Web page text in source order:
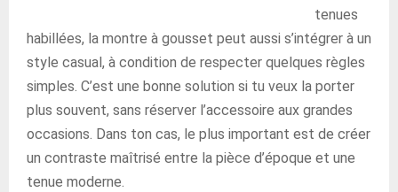
tenues
habillées, la montre à gousset peut aussi s’intégrer à un
style casual, à condition de respecter quelques règles
simples. C’est une bonne solution si tu veux la porter
plus souvent, sans réserver l’accessoire aux grandes
occasions. Dans ton cas, le plus important est de créer
un contraste maîtrisé entre la pièce d’époque et une
tenue moderne.